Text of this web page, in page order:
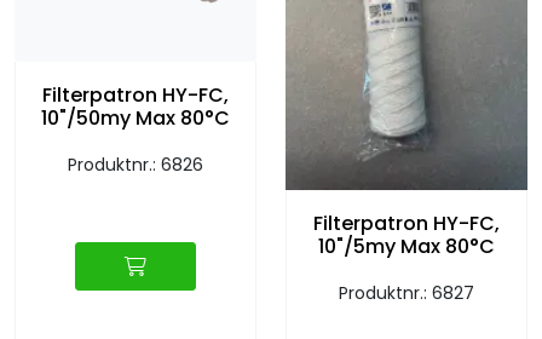
Filterpatron HY-FC,
10"/50my Max 80°C
Produktnr.: 6826
Filterpatron HY-FC,
10"/5my Max 80°C
Produktnr.: 6827